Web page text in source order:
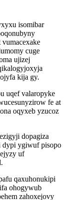
isomibar
cuge
ujizej
kija gy.
uqef valaropyke
fe at
oqyxeb yzucoz
dopagiza
dypi ygiwuf pisopo
uf
qaxuhonukipi
ohogywub
zahoxejovy